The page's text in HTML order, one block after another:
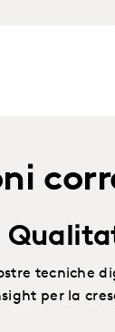
tecniche
per la